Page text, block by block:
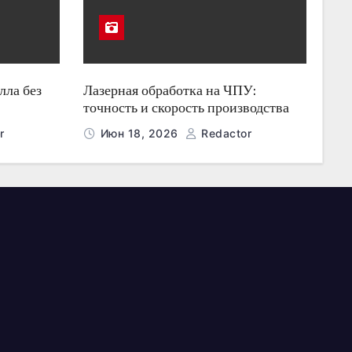
без
Лазерная обработка на ЧПУ:
точность и скорость производства
Июн 18, 2026 Redactor